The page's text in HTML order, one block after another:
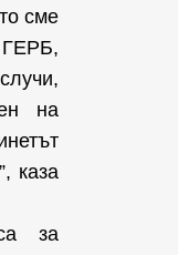
сме
на
каза
за